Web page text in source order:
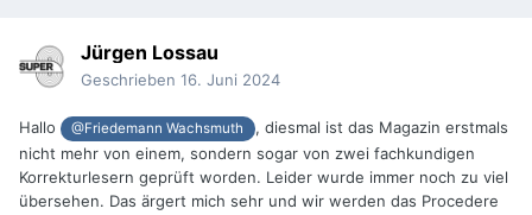
Jürgen Lossau
Geschrieben 16. Juni 2024
Hallo @Friedemann Wachsmuth
, diesmal ist das Magazin erstmals
nicht mehr von einem, sondern sogar von zwei fachkundigen
Korrekturlesern geprüft worden. Leider wurde immer noch zu viel
übersehen. Das ärgert mich sehr und wir werden das Procedere